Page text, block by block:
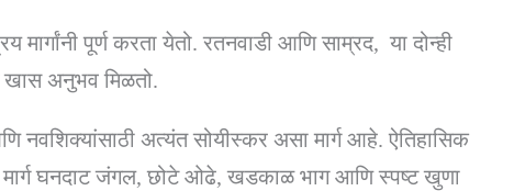
पूर्ण करता येतो. रतनवाडी आणि साम्रद, या दोन्ही
खास अनुभव मिळतो.
नवशिक्यांसाठी अत्यंत सोयीस्कर असा मार्ग आहे. ऐतिहासिक
मार्ग घनदाट जंगल, छोटे ओढे, खडकाळ भाग आणि स्पष्ट खुणा